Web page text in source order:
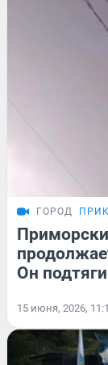
ГОРОД
Он
15 июня, 2026,